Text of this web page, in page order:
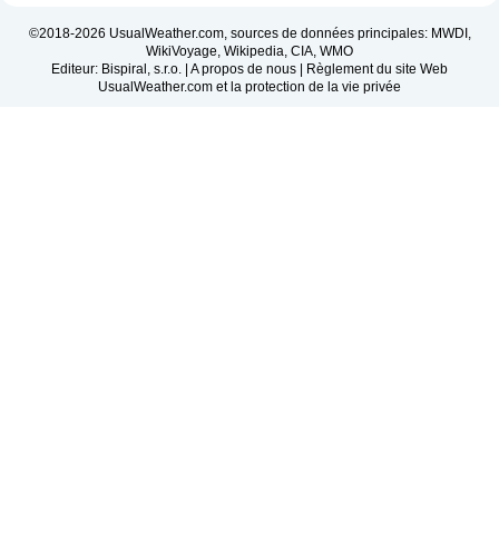
©2018-2026 UsualWeather.com, sources de données principales: MWDI,
WikiVoyage, Wikipedia, CIA, WMO
Editeur: Bispiral, s.r.o. | A propos de nous | Règlement du site Web
UsualWeather.com et la protection de la vie privée